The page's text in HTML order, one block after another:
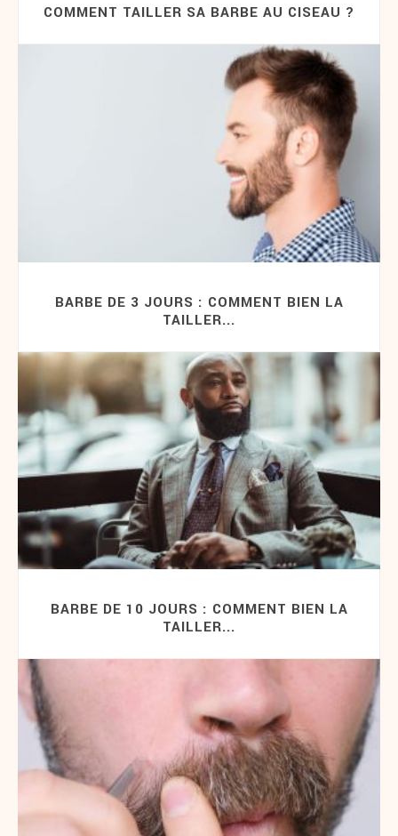
COMMENT TAILLER SA BARBE AU CISEAU ?
BARBE DE 3 JOURS : COMMENT BIEN LA
TAILLER...
BARBE DE 10 JOURS : COMMENT BIEN LA
TAILLER...